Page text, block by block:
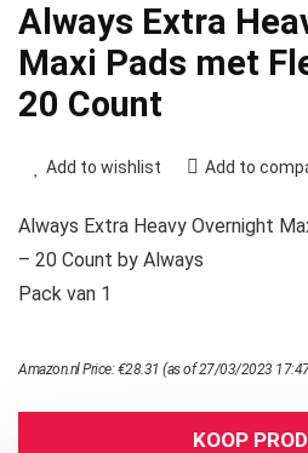
Always Extra
Maxi Pads met
20 Count
Add to wishlist Add to
Always Extra Heavy Overnight
– 20 Count by Always
Pack van 1
Amazon.nl Price:€28.31 (as of 27/03/2023
KOOP